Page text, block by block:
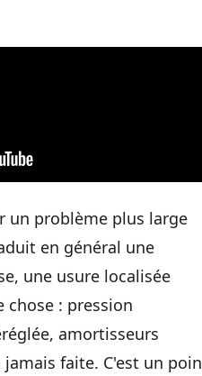
un problème plus large
en général une
une usure localisée
chose : pression
amortisseurs
faite. C'est un